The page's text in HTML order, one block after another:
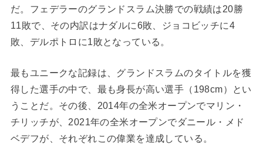
だ。フェデラーのグランドスラム決勝での戦績は20勝
11敗で、その内訳はナダルに6敗、ジョコビッチに4
敗、デルポトロに1敗となっている。
最もユニークな記録は、グランドスラムのタイトルを獲
得した選手の中で、最も身長が高い選手（ 198cm）とい
うことだ。その後、 2014年の全米オープンでマリン・
チリッチが、2021年の全米オープンでダニール・メド
ベデフが、それぞれこの偉業を達成している。